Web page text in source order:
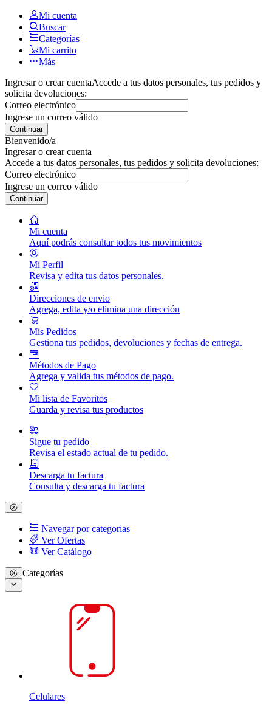
Mi cuenta
Buscar
Categorías
Mi carrito
Más
Ingresar o crear cuentaAccede a tus datos personales, tus pedidos y
solicita devoluciones:
Correo electrónico
Ingrese un correo válido
Continuar
Bienvenido/a
Ingresar o crear cuenta
Accede a tus datos personales, tus pedidos y solicita devoluciones:
Correo electrónico
Ingrese un correo válido
Continuar
Mi cuenta
Aquí podrás consultar todos tus movimientos
Mi Perfil
Revisa y edita tus datos personales.
Direcciones de envio
Agrega, edita y/o elimina una dirección
Mis Pedidos
Gestiona tus pedidos, devoluciones y fechas de entrega.
Métodos de Pago
Agrega y valida tus métodos de pago.
Mi lista de Favoritos
Guarda y revisa tus productos
Sigue tu pedido
Revisa el estado actual de tu pedido.
Descarga tu factura
Consulta y descarga tu factura
Navegar por categorias
Ver Ofertas
Ver Catálogo
Categorías
Celulares